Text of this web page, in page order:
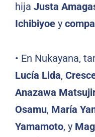
hija Justa
Ichibiyoe y
• En Nukayana,
Lucía Lida,
Anazawa
Osamu, María
Yamamoto, y